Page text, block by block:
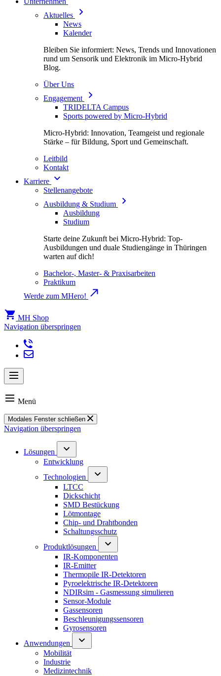
Aktuelles
News
Kalender
Bleiben Sie informiert: News, Trends und Innovationen
rund um Sensorik und Elektronik im Micro-Hybrid
Blog.
Über Uns
Engagement
TRIDELTA Campus
Sports powered by Micro-Hybrid
Micro-Hybrid: Innovation, Teamgeist und regionale
Stärke – für Bildung, Sport und Gemeinschaft.
Leitbild
Kontakt
Karriere
Stellenangebote
Ausbildung & Studium
Ausbildung
Studium
Starte deine Zukunft bei Micro-Hybrid: Top-
Ausbildungen und duale Studiengänge in Thüringen
warten auf dich!
Bachelor-, Master- & Praxisarbeiten
Praktikum
Werde zum MHero!
MH Shop
Navigation überspringen
Menü
Modales Fenster schließen
Navigation überspringen
Lösungen
Entwicklung
Technologien
LTCC
Dickschicht
SMD Bestückung
Lötmontage
Chip- und Drahtbonden
Schaltungsschutz
Produktlösungen
IR-Komponenten
IR-Emitter
Thermopile IR-Detektoren
Pyroelektrische IR-Detektoren
NDIRsim - Gasmessung simulieren
Sensor-Module
Gassensoren
Beschleunigungssensoren
Gyrosensoren
Anwendungen
Mobilität
Industrie
Medizintechnik